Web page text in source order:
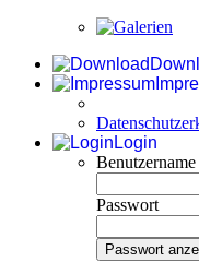
Login
Benutzername
Passwort
Passwort